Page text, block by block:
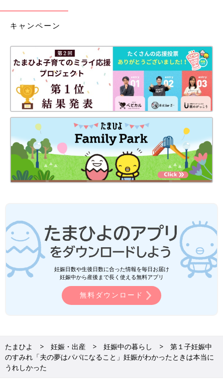
キャンペーン
妊娠日数や生後日数に合った情報を毎日お届け
妊娠中から産後まで長く使える無料アプリ
無料ダウンロード
たまひよ 妊娠・出産 妊娠中の暮らし
第１子妊娠中
のすみれ「夫の夢はパパになること」妊娠がわかったときは本当に
うれしかった